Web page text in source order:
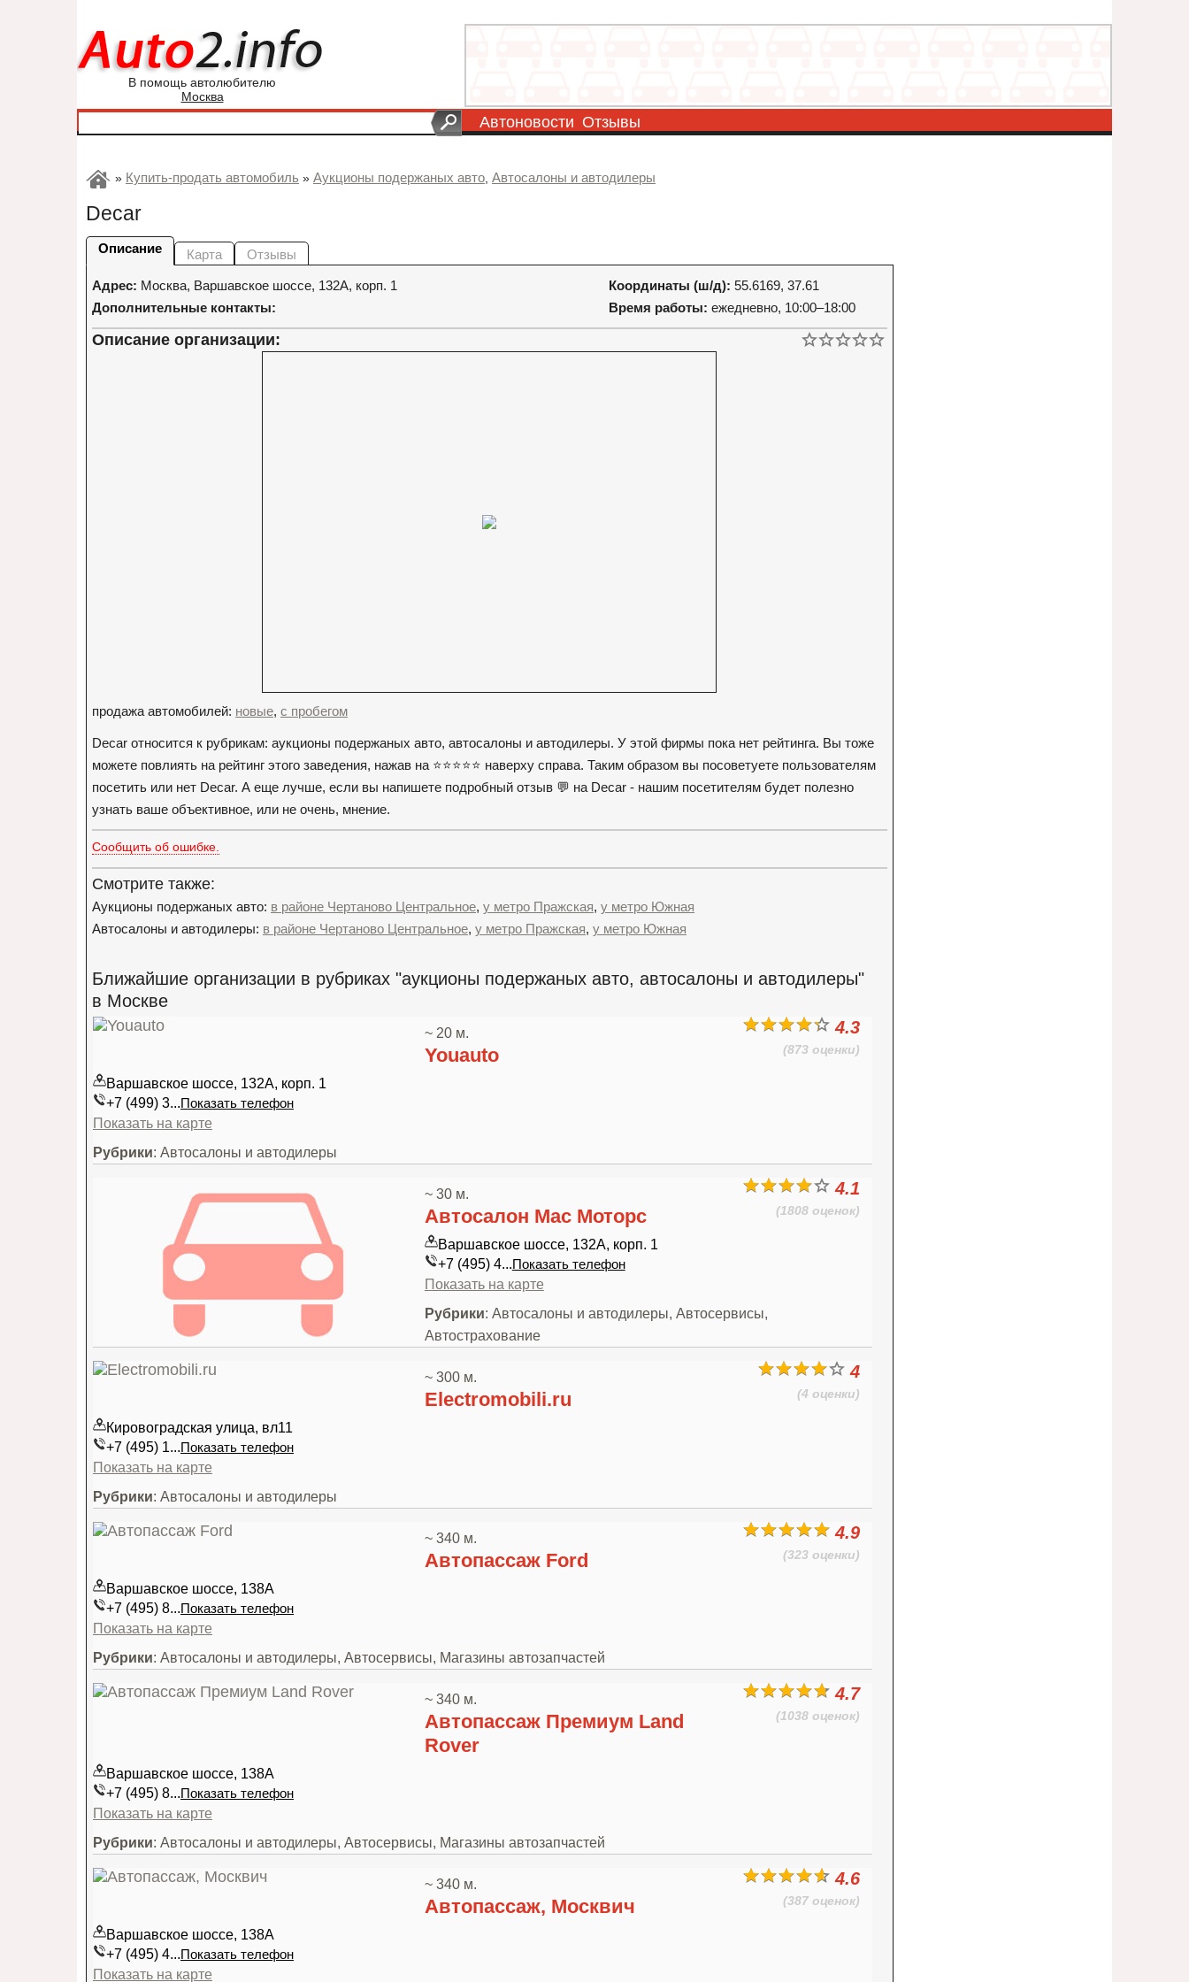
В помощь автолюбителю
Москва
Автоновости Отзывы
» Купить-продать автомобиль » Аукционы подержаных авто, Автосалоны и автодилеры
Decar
Описание Карта Отзывы
Адрес: Москва, Варшавское шоссе, 132А, корп. 1
Дополнительные контакты:
Координаты (ш/д): 55.6169, 37.61
Время работы: ежедневно, 10:00–18:00
Описание организации:
продажа автомобилей: новые, с пробегом
Decar относится к рубрикам: аукционы подержаных авто, автосалоны и автодилеры. У этой фирмы пока нет рейтинга. Вы тоже
можете повлиять на рейтинг этого заведения, нажав на ⭐️⭐️⭐️⭐️⭐️ наверху справа. Таким образом вы посоветуете пользователям
посетить или нет Decar. А еще лучше, если вы напишете подробный отзыв 💬 на Decar - нашим посетителям будет полезно
узнать ваше объективное, или не очень, мнение.
Сообщить об ошибке.
Смотрите также:
Аукционы подержаных авто: в районе Чертаново Центральное, у метро Пражская, у метро Южная
Автосалоны и автодилеры: в районе Чертаново Центральное, у метро Пражская, у метро Южная
Ближайшие организации в рубриках "аукционы подержаных авто, автосалоны и автодилеры"
в Москве
4.3
(873 оценки)
~ 20 м.
Youauto
Варшавское шоссе, 132А, корп. 1
+7 (499) 3...Показать телефон
Показать на карте
Рубрики: Автосалоны и автодилеры
4.1
(1808 оценок)
~ 30 м.
Автосалон Мас Моторс
Варшавское шоссе, 132А, корп. 1
+7 (495) 4...Показать телефон
Показать на карте
Рубрики: Автосалоны и автодилеры, Автосервисы,
Автострахование
4
(4 оценки)
~ 300 м.
Electromobili.ru
Кировоградская улица, вл11
+7 (495) 1...Показать телефон
Показать на карте
Рубрики: Автосалоны и автодилеры
4.9
(323 оценки)
~ 340 м.
Автопассаж Ford
Варшавское шоссе, 138А
+7 (495) 8...Показать телефон
Показать на карте
Рубрики: Автосалоны и автодилеры, Автосервисы, Магазины автозапчастей
4.7
(1038 оценок)
~ 340 м.
Автопассаж Премиум Land
Rover
Варшавское шоссе, 138А
+7 (495) 8...Показать телефон
Показать на карте
Рубрики: Автосалоны и автодилеры, Автосервисы, Магазины автозапчастей
4.6
(387 оценок)
~ 340 м.
Автопассаж, Москвич
Варшавское шоссе, 138А
+7 (495) 4...Показать телефон
Показать на карте